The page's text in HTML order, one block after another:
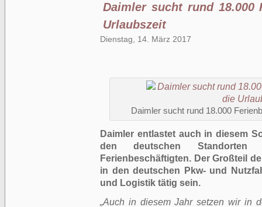
Daimler sucht rund 18.000
Urlaubszeit
Dienstag, 14. März 2017
Daimler sucht rund 18.000
Daimler entlastet auch in diesem
den deutschen
Ferienbeschäftigten. Der Großteil
in den deutschen Pkw- und
und Logistik tätig sein.
„Auch in diesem Jahr setzen wir in